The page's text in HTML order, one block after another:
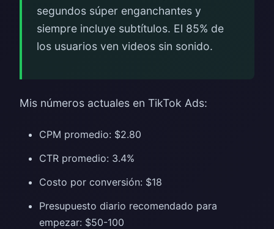
segundos súper enganchantes y
siempre incluye subtítulos. El 85% de
los usuarios ven videos sin sonido.
Mis números actuales en TikTok Ads:
CPM promedio: $2.80
CTR promedio: 3.4%
Costo por conversión: $18
Presupuesto diario recomendado para
empezar: $50-100